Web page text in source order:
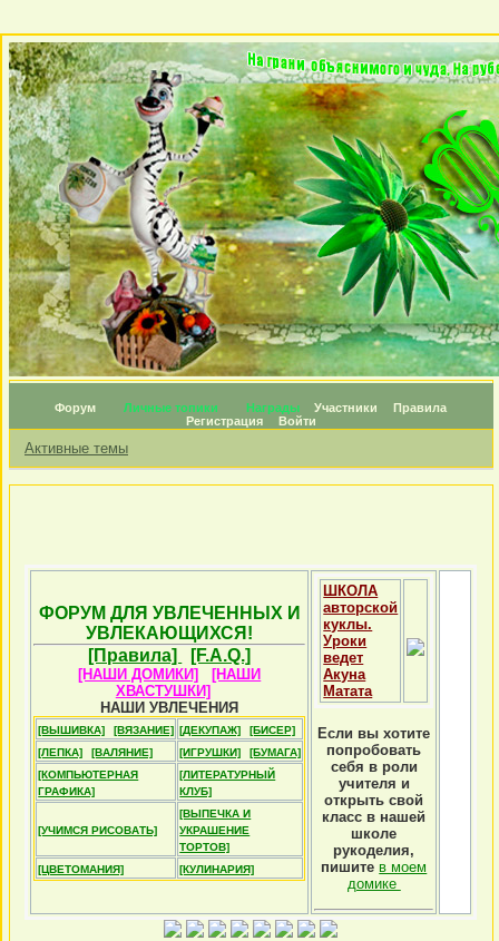
Форум Личные топики Награды Участники
Правила
Регистрация
Войти
Активные темы
ФОРУМ ДЛЯ УВЛЕЧЕННЫХ И
УВЛЕКАЮЩИХСЯ!
[Правила]
[F.A.Q.]
[НАШИ ДОМИКИ]
[НАШИ
ХВАСТУШКИ]
НАШИ УВЛЕЧЕНИЯ
[ВЫШИВКА] [ВЯЗАНИЕ] [ДЕКУПАЖ]
[БИСЕР]
[ЛЕПКА]
[ВАЛЯНИЕ] [ИГРУШКИ]
[БУМАГА]
[КОМПЬЮТЕРНАЯ
ГРАФИКА]
[ЛИТЕРАТУРНЫЙ
КЛУБ]
[УЧИМСЯ РИСОВАТЬ]
[ВЫПЕЧКА И
УКРАШЕНИЕ
ТОРТОВ]
[ЦВЕТОМАНИЯ]
[КУЛИНАРИЯ]
ШКОЛА
авторской
куклы.
Уроки
ведет
Акуна
Матата
Если вы хотите
попробовать
себя в роли
учителя и
открыть свой
класс в нашей
школе
рукоделия,
пишите в моем
домике